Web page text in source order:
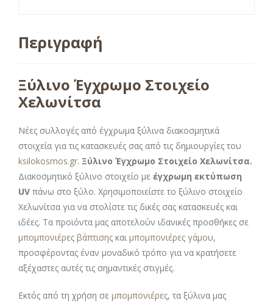
Περιγραφή
Ξύλινο Έγχρωμο Στοιχείο
Χελωνίτσα
Νέες συλλογές από έγχρωμα ξύλινα διακοσμητικά
στοιχεία για τις κατασκευές σας από τις δημιουργίες του
ksilokosmos.gr. Ξύλινο Έγχρωμο Στοιχείο Χελωνίτσα.
Διακοσμητικό ξύλινο στοιχείο με έγχρωμη εκτύπωση
UV πάνω στο ξύλο. Χρησιμοποιείστε το ξύλινο στοιχείο
Χελωνίτσα για να στολίστε τις δικές σας κατασκευές και
ιδέες. Τα προϊόντα μας αποτελούν ιδανικές προσθήκες σε
μπομπονιέρες βάπτισης και μπομπονιέρες γάμου,
προσφέροντας έναν μοναδικό τρόπο για να κρατήσετε
αξέχαστες αυτές τις σημαντικές στιγμές.
Εκτός από τη χρήση σε μπομπονιέρες, τα ξύλινα μας